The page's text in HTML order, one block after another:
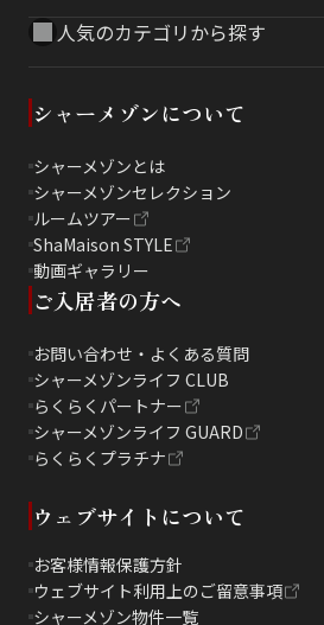
人気のカテゴリから探す
シャーメゾンについて
シャーメゾンとは
シャーメゾンセレクション
ルームツアー
ShaMaison STYLE
動画ギャラリー
ご入居者の方へ
お問い合わせ・よくある質問
シャーメゾンライフ CLUB
らくらくパートナー
シャーメゾンライフ GUARD
らくらくプラチナ
ウェブサイトについて
お客様情報保護方針
ウェブサイト利用上のご留意事項
シャーメゾン物件一覧